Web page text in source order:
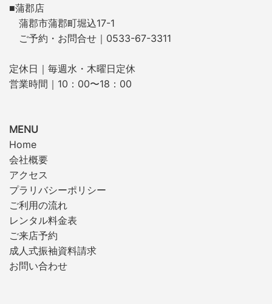
■蒲郡店
蒲郡市蒲郡町堀込17-1
ご予約・お問合せ｜0533-67-3311
定休日｜毎週水・木曜日定休
営業時間｜10：00〜18：00
MENU
Home
会社概要
アクセス
プラリバシーポリシー
ご利用の流れ
レンタル料金表
ご来店予約
成人式振袖資料請求
お問い合わせ